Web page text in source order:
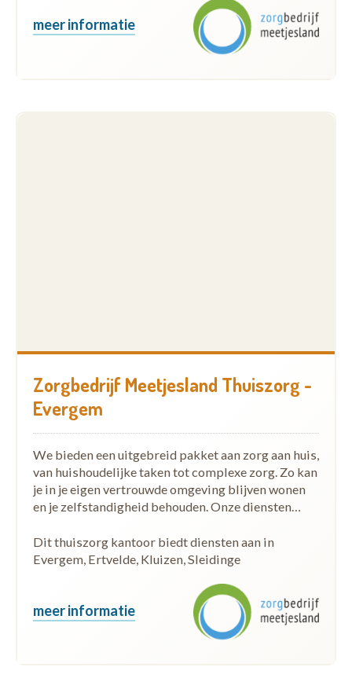
meer informatie
Zorgbedrijf Meetjesland Thuiszorg -
Evergem
We bieden een uitgebreid pakket aan zorg aan huis,
van huishoudelijke taken tot complexe zorg. Zo kan
je in je eigen vertrouwde omgeving blijven wonen
en je zelfstandigheid behouden. Onze diensten…
Dit thuiszorg kantoor biedt diensten aan in
Evergem, Ertvelde, Kluizen, Sleidinge
meer informatie